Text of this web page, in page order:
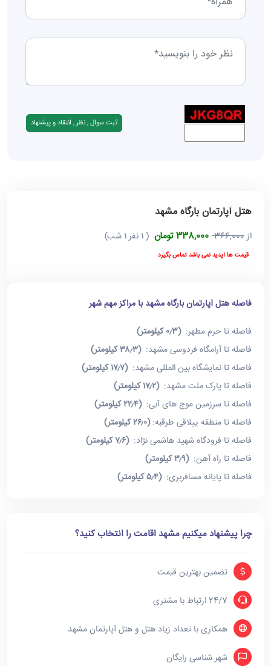
هتل آپارتمان بارگاه مشهد
از366,000 338,000 تومان ( 1 نفر 1 شب)
قیمت ها آپدید نمی باشد تماس بگیرد
فاصله هتل آپارتمان بارگاه مشهد با مراکز مهم شهر
فاصله تا حرم مطهر:(۰٫3 کیلومتر)
فاصله تا آرامگاه فردوسی مشهد:(۳۸٫۳ کیلومتر)
فاصله تا نمایشگاه بین المللی مشهد:(۱۷٫۷ کیلومتر)
فاصله تا پارک ملت مشهد:(۱۷٫۲ کیلومتر)
فاصله تا سرزمین موج های آبی:(۲۲٫۴ کیلومتر)
فاصله تا منطقه ییلاقی طرقبه:(۲۶٫۰ کیلومتر)
فاصله تا فرودگاه شهید هاشمی نژاد:(۷٫۶ کیلومتر)
فاصله تا راه آهن:(۳٫۹ کیلومتر)
فاصله تا پایانه مسافربری:(۵٫۴ کیلومتر)
چرا پیشنهاد میکنیم مشهد اقامت را انتخاب کنید؟
تضمین بهترین قیمت
24/7 ارتباط با مشتری
همکاری با تعداد زیاد هتل و هتل آپارتمان مشهد
شهر شناسی رایگان